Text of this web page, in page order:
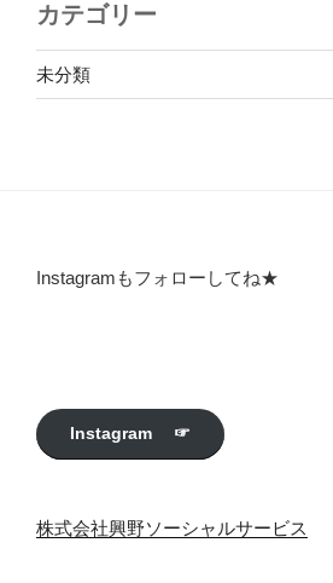
カテゴリー
未分類
Instagramもフォローしてね★
Instagram ☞
株式会社興野ソーシャルサービス